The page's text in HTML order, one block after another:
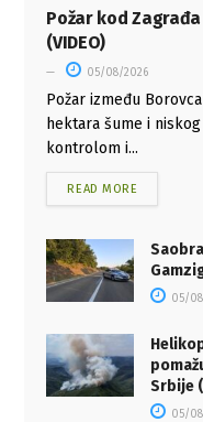
Požar kod
(VIDEO)
05/08/2026
Požar između
hektara šume i
kontrolom i...
READ MORE
05/
Srbije
05/